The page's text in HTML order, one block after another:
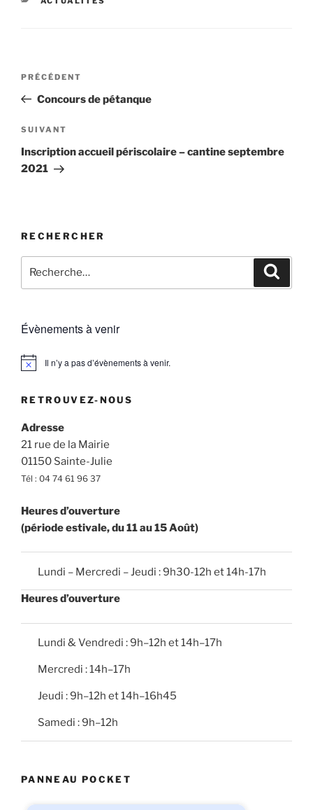
Navigation
l’article
Article
précédent
PRÉCÉDENT
Concours de pétanque
Article
suivant
SUIVANT
Inscription accueil périscolaire – cantine septembre
2021
RECHERCHER
pour
Évènements à venir
N
i
e
Il n’y a pas d’évènements à venir.
RETROUVEZ-NOUS
Adresse
21 rue de la Mairie
01150 Sainte-Julie
Tél : 04 74 61 96 37
Heures d’ouverture
(période estivale, du 11 au 15 Août)
Lundi – Mercredi – Jeudi : 9h30-12h et 14h-17h
Heures d’ouverture
Lundi & Vendredi : 9h–12h et 14h–17h
Mercredi : 14h–17h
Jeudi : 9h–12h et 14h–16h45
Samedi : 9h–12h
PANNEAU POCKET